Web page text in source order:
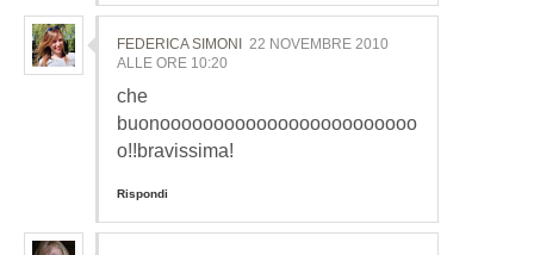
FEDERICA SIMONI
22 NOVEMBRE 2010
ALLE ORE 10:20
che
buonoooooooooooooooooooooooo
o!!bravissima!
Rispondi